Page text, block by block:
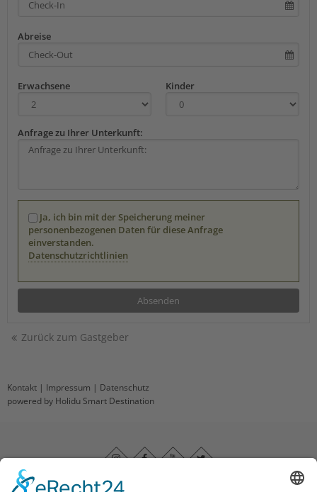
Abreise
Erwachsene Kinder
Anfrage zu Ihrer Unterkunft:
Ja, ich bin mit der Speicherung meiner
personenbezogenen Daten für diese Anfrage
einverstanden.
Datenschutzrichtlinien
Zurück zum Gastgeber
Kontakt | Impressum | Datenschutz
powered by Holidu Smart Destination